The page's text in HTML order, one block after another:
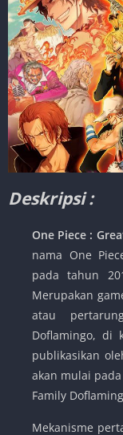
Deskripsi :
One Piece :
nama One
pada tahun
Merupakan
atau
Doflamingo, di
publikasikan
akan mulai
Family
Mekanisme